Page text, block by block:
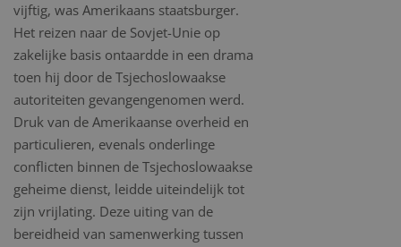
vijftig, was Amerikaans staatsburger.
Het reizen naar de Sovjet-Unie op
zakelijke basis ontaardde in een drama
toen hij door de Tsjechoslowaakse
autoriteiten gevangengenomen werd.
Druk van de Amerikaanse overheid en
particulieren, evenals onderlinge
conflicten binnen de Tsjechoslowaakse
geheime dienst, leidde uiteindelijk tot
zijn vrijlating. Deze uiting van de
bereidheid van samenwerking tussen